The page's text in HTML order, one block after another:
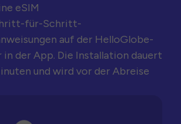
eSIM
für-Schritt-
auf der HelloGlobe-
der App. Die Installation dauert
und wird vor der Abreise